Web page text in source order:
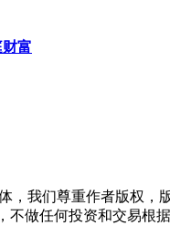
富
，我们尊重作者版权
做任何投资和交易根